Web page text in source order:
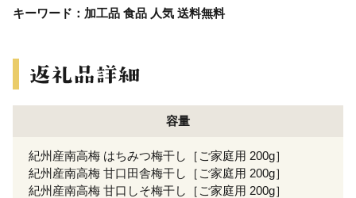
キーワード：加工品 食品 人気 送料無料
容量
紀州産南高梅 はちみつ梅干し［ご家庭用 200g］
紀州産南高梅 甘口田舎梅干し［ご家庭用 200g］
紀州産南高梅 甘口しそ梅干し［ご家庭用 200g］